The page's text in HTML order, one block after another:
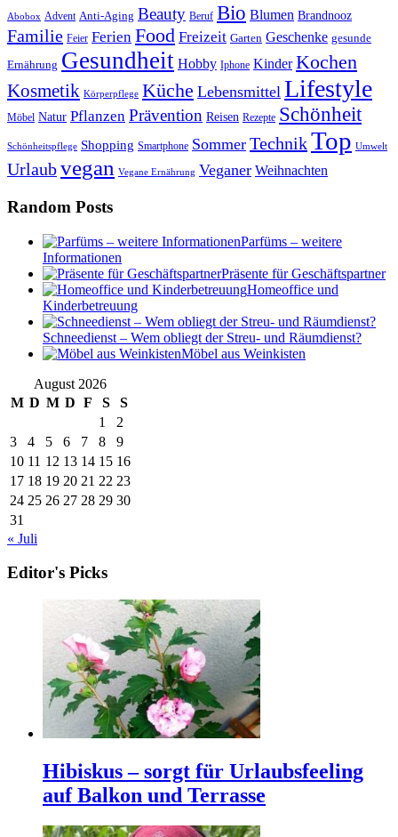
Abobox Advent Anti-Aging Beauty Beruf Bio Blumen Brandnooz
Familie Feier Ferien Food Freizeit Garten Geschenke gesunde
Ernährung Gesundheit Hobby Iphone Kinder Kochen
Kosmetik Körperpflege Küche Lebensmittel Lifestyle
Möbel Natur Pflanzen Prävention Reisen Rezepte Schönheit
Schönheitspflege Shopping Smartphone Sommer TechnikTop Umwelt
Urlaubvegan Vegane Ernährung Veganer Weihnachten
Random Posts
Parfüms – weitere
Informationen
Präsente für Geschäftspartner
Homeoffice und
Kinderbetreuung
Schneedienst – Wem obliegt der Streu- und Räumdienst?
Möbel aus Weinkisten
August 2026
M D M D F S
S
1
2
3
4 5 6 7 8
9
10 11 12 13 14 15 16
17 18 19 20 21 22 23
24 25 26 27 28 29 30
31
« Juli
Editor's Picks
Hibiskus – sorgt für Urlaubsfeeling
auf Balkon und Terrasse